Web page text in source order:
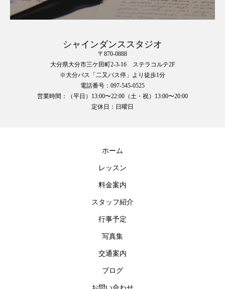
シャインダンススタジオ
〒870-0888
大分県大分市三ケ田町2-3-16 ステラコルテ2F
※大分バス「二又バス停」より徒歩1分
電話番号：097-545-0525
営業時間：（平日）13:00〜22:00（土・祝）13:00〜20:00
定休日：日曜日
ホーム
レッスン
料金案内
スタッフ紹介
行事予定
写真集
交通案内
ブログ